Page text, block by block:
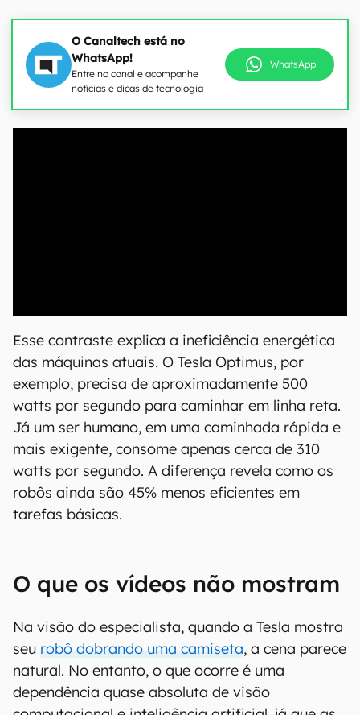
O Canaltech está no
WhatsApp!
Entre no canal e acompanhe
notícias e dicas de tecnologia
WhatsApp
Esse contraste explica a ineficiência energética
das máquinas atuais. O Tesla Optimus, por
exemplo, precisa de aproximadamente 500
watts por segundo para caminhar em linha reta.
Já um ser humano, em uma caminhada rápida e
mais exigente, consome apenas cerca de 310
watts por segundo. A diferença revela como os
robôs ainda são 45% menos eficientes em
tarefas básicas.
O que os vídeos não mostram
Na visão do especialista, quando a Tesla mostra
seu robô dobrando uma camiseta, a cena parece
natural. No entanto, o que ocorre é uma
dependência quase absoluta de visão